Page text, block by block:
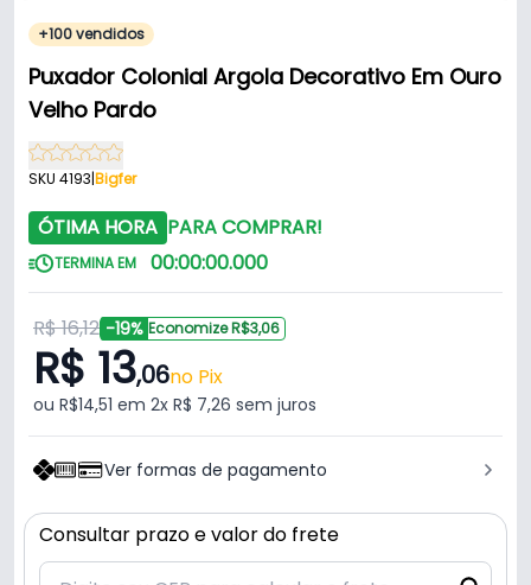
+100 vendidos
Puxador Colonial Argola Decorativo Em Ouro
Velho Pardo
SKU 4193|Bigfer
ÓTIMA HORA PARA COMPRAR!
TERMINA EM 00:00:00.000
R$ 16,12 -19% Economize R$3,06
R$ 13,06no Pix
ou R$14,51 em 2x R$ 7,26 sem juros
Ver formas de pagamento
Consultar prazo e valor do frete